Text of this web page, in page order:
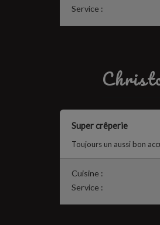
Service :
Super crêperie
Toujours un aussi bon
Cuisine :
Service :